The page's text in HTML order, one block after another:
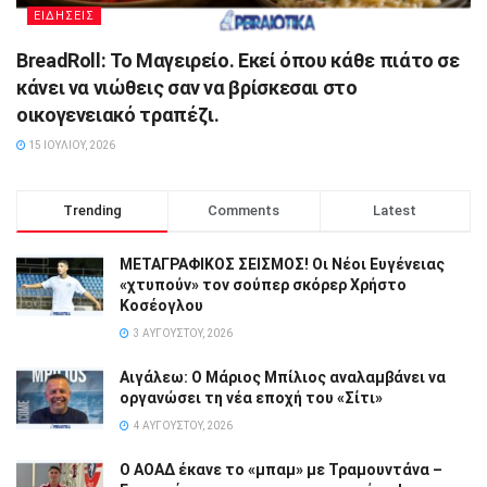
ΕΙΔΗΣΕΙΣ
BreadRoll: Το Μαγειρείο. Εκεί όπου κάθε πιάτο σε
κάνει να νιώθεις σαν να βρίσκεσαι στο
οικογενειακό τραπέζι.
15 ΙΟΥΛΊΟΥ, 2026
Trending Comments Latest
ΜΕΤΑΓΡΑΦΙΚΟΣ ΣΕΙΣΜΟΣ! Οι Νέοι Ευγένειας
«χτυπούν» τον σούπερ σκόρερ Χρήστο
Κοσέογλου
3 ΑΥΓΟΎΣΤΟΥ, 2026
Αιγάλεω: Ο Μάριος Μπίλιος αναλαμβάνει να
οργανώσει τη νέα εποχή του «Σίτι»
4 ΑΥΓΟΎΣΤΟΥ, 2026
Ο ΑΟΑΔ έκανε το «μπαμ» με Τραμουντάνα –